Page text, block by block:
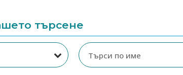
търсене